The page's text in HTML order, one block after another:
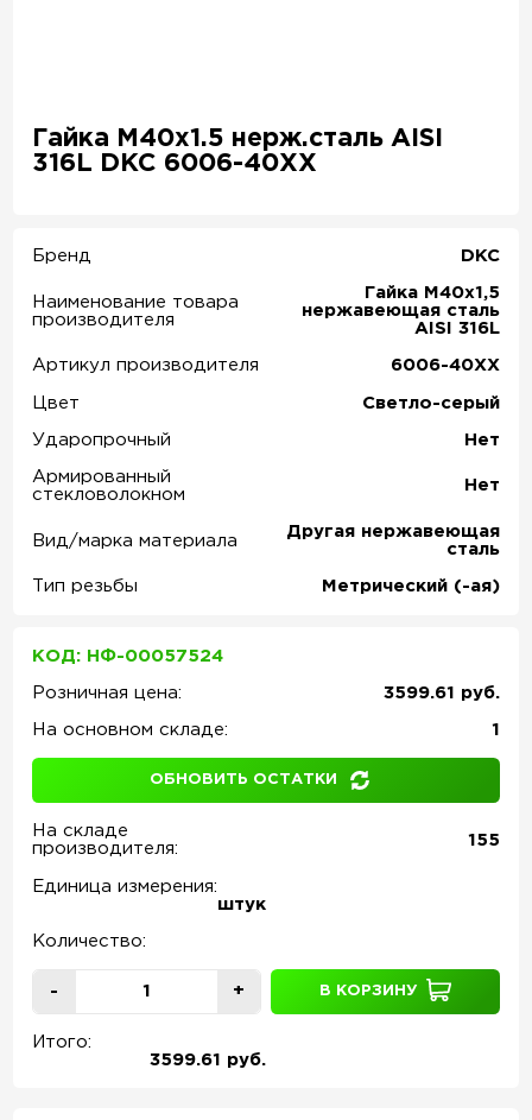
Гайка M40х1.5 нерж.сталь AISI
316L DKC 6006-40XX
Бренд DKC
Наименование товара
производителя
Гайка M40x1,5
нержавеющая сталь
AISI 316L
Артикул производителя 6006-40XX
Цвет Светло-серый
Ударопрочный Нет
Армированный
стекловолокном
Нет
Вид/марка материала
Другая нержавеющая
сталь
Тип резьбы Метрический (-ая)
КОД: НФ-00057524
Розничная цена: 3599.61 руб.
На основном складе: 1
ОБНОВИТЬ ОСТАТКИ
На складе
производителя:
155
Единица измерения:
штук
Количество:
- + В КОРЗИНУ
Итого:
3599.61 руб.